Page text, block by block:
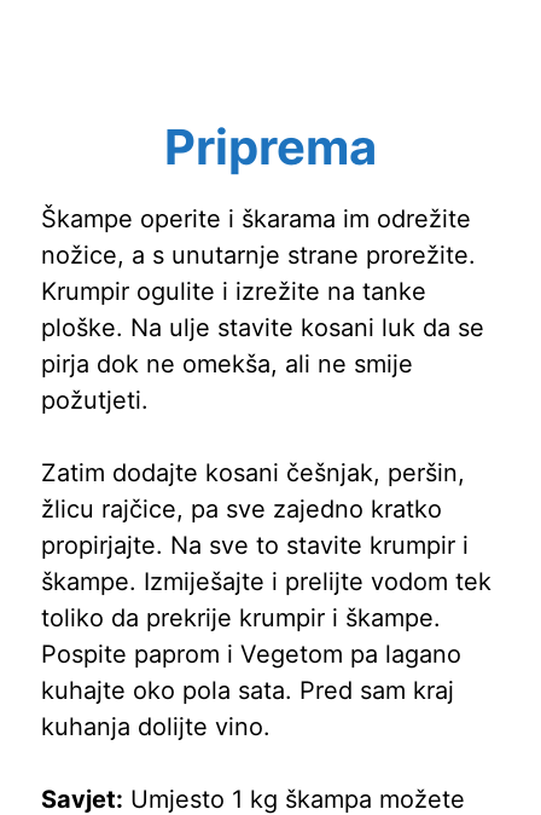
Priprema
Škampe operite i škarama im odrežite
nožice, a s unutarnje strane prorežite.
Krumpir ogulite i izrežite na tanke
ploške. Na ulje stavite kosani luk da se
pirja dok ne omekša, ali ne smije
požutjeti.
Zatim dodajte kosani češnjak, peršin,
žlicu rajčice, pa sve zajedno kratko
propirjajte. Na sve to stavite krumpir i
škampe. Izmiješajte i prelijte vodom tek
toliko da prekrije krumpir i škampe.
Pospite paprom i Vegetom pa lagano
kuhajte oko pola sata. Pred sam kraj
kuhanja dolijte vino.
Savjet: Umjesto 1 kg škampa možete